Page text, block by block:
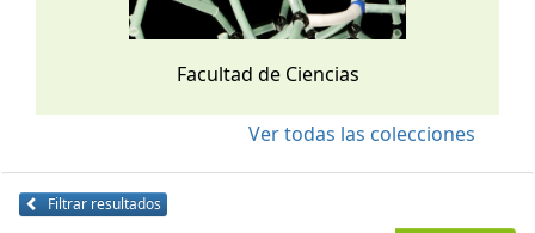
Facultad de Ciencias
Ver todas las colecciones
Filtrar resultados